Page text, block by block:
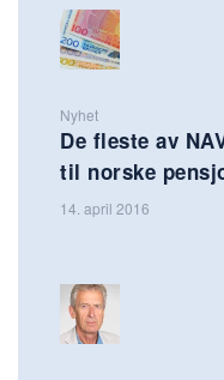
Nyhet
De fleste av
til norske
14. april 2016